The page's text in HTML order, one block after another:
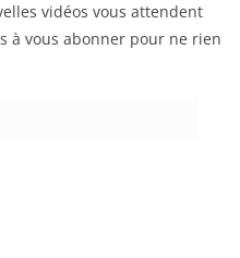
vidéos vous attendent
à vous abonner pour ne rien